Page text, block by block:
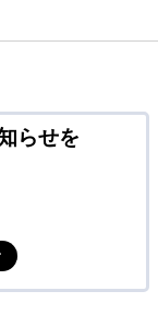
らせを